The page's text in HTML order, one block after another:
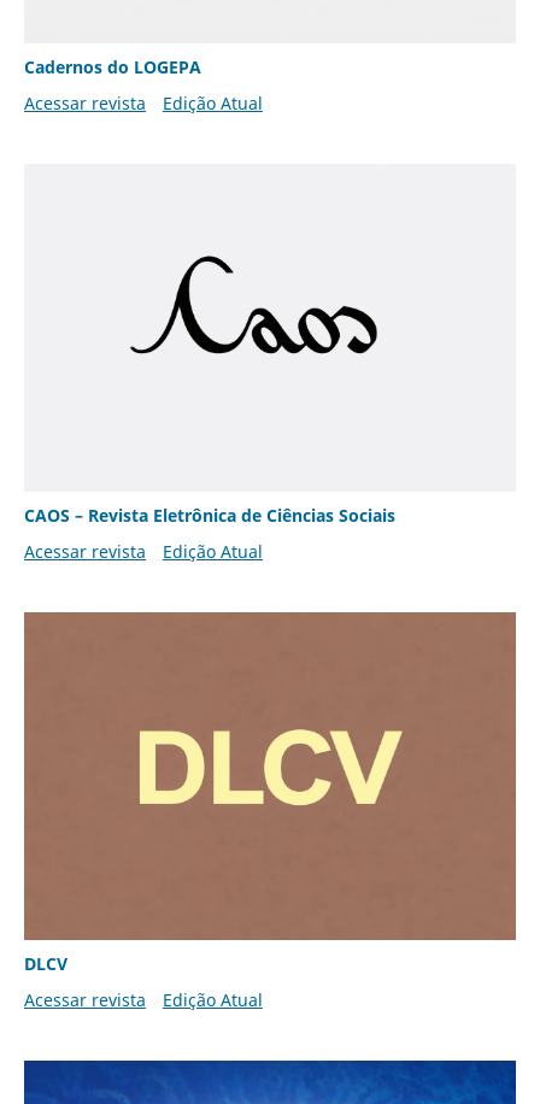
Cadernos do LOGEPA
Acessar revista
Edição Atual
CAOS – Revista Eletrônica de Ciências Sociais
Acessar revista
Edição Atual
DLCV
Acessar revista
Edição Atual